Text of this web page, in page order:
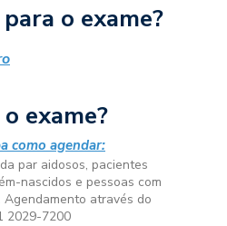
o exame?
exame?
como agendar:
par aidosos, pacientes
nascidos e pessoas com
através do
2029-7200